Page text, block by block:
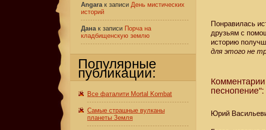
Понравилась
друзьям с
историю
для этого не
песнопение":
Юрий
Angaraк записи День мистических
историй
Данак записи Порча на
кладбищенскую землю
Популярные
публикации:
Все фаталити Mortal Kombat
Самые страшные вулканы
планеты Земля